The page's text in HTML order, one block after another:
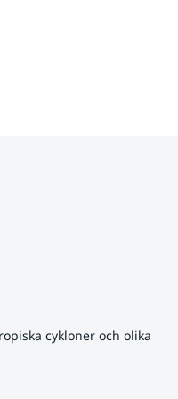
cykloner och olika